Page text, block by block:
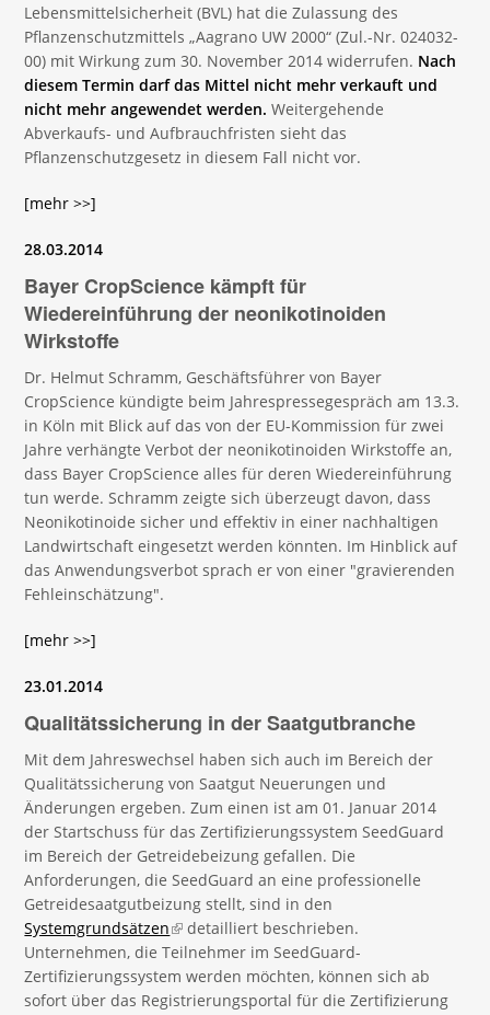
Lebensmittelsicherheit (BVL) hat die Zulassung des
Pflanzenschutzmittels „Aagrano UW 2000“ (Zul.-Nr. 024032-
00) mit Wirkung zum 30. November 2014 widerrufen. Nach
diesem Termin darf das Mittel nicht mehr verkauft und
nicht mehr angewendet werden. Weitergehende
Abverkaufs- und Aufbrauchfristen sieht das
Pflanzenschutzgesetz in diesem Fall nicht vor.
[mehr >>]
28.03.2014
Bayer CropScience kämpft für
Wiedereinführung der neonikotinoiden
Wirkstoffe
Dr. Helmut Schramm, Geschäftsführer von Bayer
CropScience kündigte beim Jahrespressegespräch am 13.3.
in Köln mit Blick auf das von der EU-Kommission für zwei
Jahre verhängte Verbot der neonikotinoiden Wirkstoffe an,
dass Bayer CropScience alles für deren Wiedereinführung
tun werde. Schramm zeigte sich überzeugt davon, dass
Neonikotinoide sicher und effektiv in einer nachhaltigen
Landwirtschaft eingesetzt werden könnten. Im Hinblick auf
das Anwendungsverbot sprach er von einer "gravierenden
Fehleinschätzung".
[mehr >>]
23.01.2014
Qualitätssicherung in der Saatgutbranche
Mit dem Jahreswechsel haben sich auch im Bereich der
Qualitätssicherung von Saatgut Neuerungen und
Änderungen ergeben. Zum einen ist am 01. Januar 2014
der Startschuss für das Zertifizierungssystem SeedGuard
im Bereich der Getreidebeizung gefallen. Die
Anforderungen, die SeedGuard an eine professionelle
Getreidesaatgutbeizung stellt, sind in den
Systemgrundsätzen(link is external)
detailliert beschrieben.
Unternehmen, die Teilnehmer im SeedGuard-
Zertifizierungssystem werden möchten, können sich ab
sofort über das Registrierungsportal für die Zertifizierung